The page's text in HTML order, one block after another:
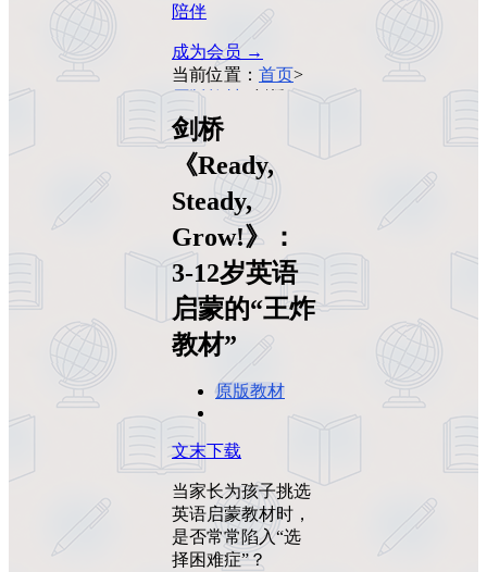
陪伴
成为会员 →
当前位置： 首页>
原版教材
《Ready, Steady,
Grow!》：3-12岁
英语启蒙的“王炸
教材”
剑桥
《Ready,
Steady,
Grow!》：
3-12岁英语
启蒙的“王炸
教材”
原版教材
文末下载
当家长为孩子挑选
英语启蒙教材时，
是否常常陷入“选
择困难症”？